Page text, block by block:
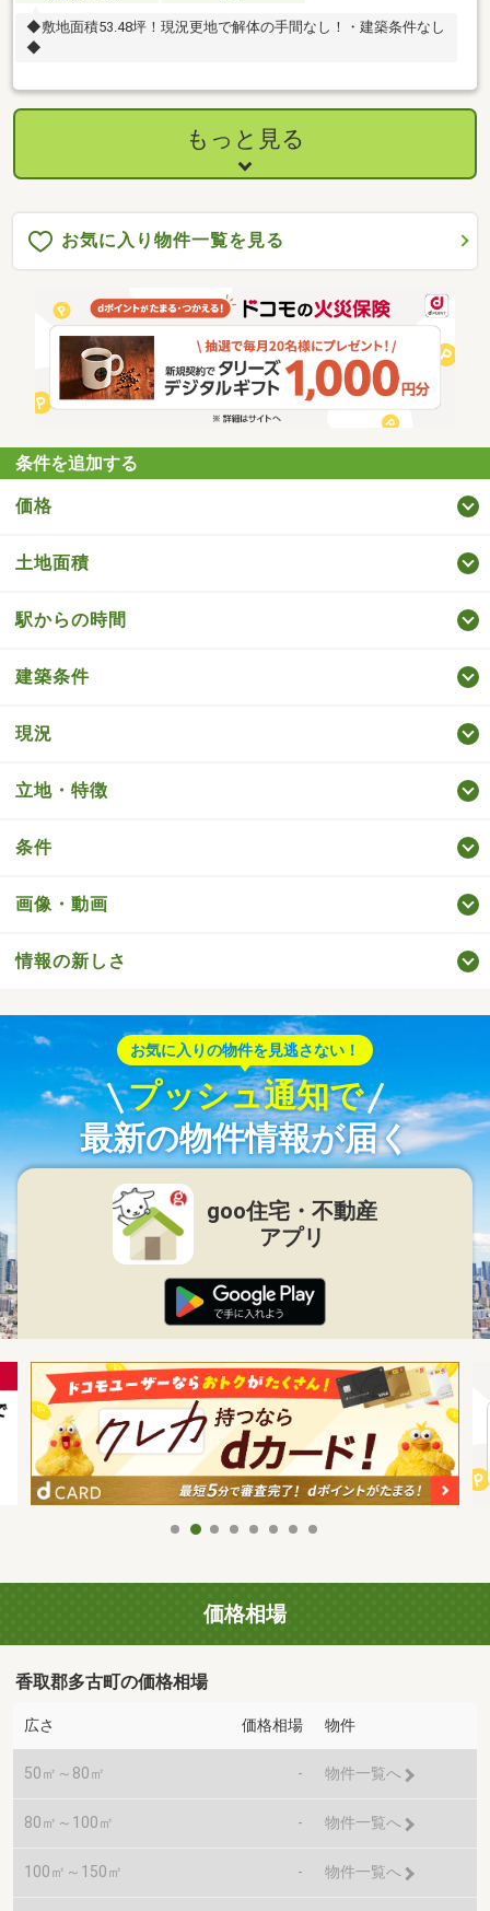
◆敷地面積53.48坪！現況更地で解体の手間なし！・建築条件なし
◆
もっと見る
お気に入り物件一覧を見る
条件を追加する
価格
土地面積
駅からの時間
建築条件
現況
立地・特徴
条件
画像・動画
情報の新しさ
お気に入りの物件を見逃さない！
プッシュ通知で
最新の物件情報が届く
goo住宅・不動産
アプリ
価格相場
香取郡多古町の価格相場
広さ 価格相場 物件
50㎡～80㎡ - 物件一覧へ
80㎡～100㎡ - 物件一覧へ
100㎡～150㎡ - 物件一覧へ